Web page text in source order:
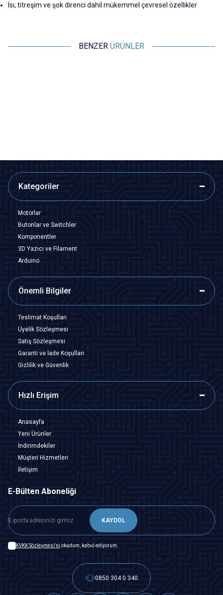
Isı, titreşim ve şok direnci dahil mükemmel çevresel özellikler
BENZER ÜRÜNLER
Kategoriler
Motorlar
Butonlar ve Switchler
Komponentler
3D Yazıcı ve Filament
Arduino
Önemli Bilgiler
Teslimat Koşulları
Üyelik Sözleşmesi
Satış Sözleşmesi
Garanti ve İade Koşulları
Gizlilik ve Güvenlik
Hızlı Erişim
Anasayfa
Yeni Ürünler
İndirimdekiler
Müşteri Hizmetleri
İletişim
E-Bülten Aboneliği
KAYDOL
KVKK Sözleşmesi'ni okudum, kabul ediyorum.
0850 304 0 340